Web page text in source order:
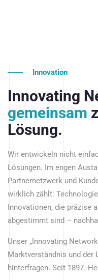
Innovation
Innovating
gemeinsam
Lösung.
Wir entwickeln nicht
Lösungen. Im engen
Partnernetzwerk und
wirklich zählt:
Innovationen, die präzise
abgestimmt sind –
Unser „Innovating
Marktverständnis und der
hinterfragen. Seit 1897.